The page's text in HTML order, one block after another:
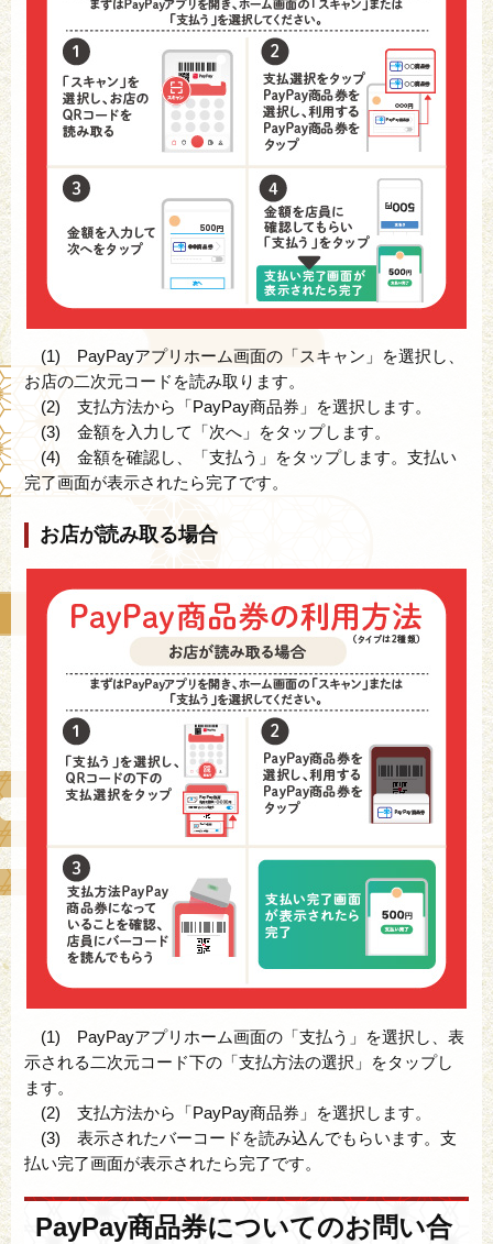
(1) PayPayアプリホーム画面の「スキャン」を選択し、
お店の二次元コードを読み取ります。
(2) 支払方法から「PayPay商品券」を選択します。
(3) 金額を入力して「次へ」をタップします。
(4) 金額を確認し、「支払う」をタップします。支払い
完了画面が表示されたら完了です。
お店が読み取る場合
(1) PayPayアプリホーム画面の「支払う」を選択し、表
示される二次元コード下の「支払方法の選択」をタップし
ます。
(2) 支払方法から「PayPay商品券」を選択します。
(3) 表示されたバーコードを読み込んでもらいます。支
払い完了画面が表示されたら完了です。
PayPay商品券についてのお問い合